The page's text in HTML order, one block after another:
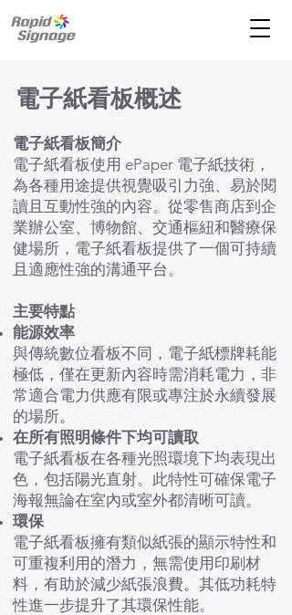
電子紙看板概述
電子紙看板簡介
電子紙看板使用 ePaper 電子紙技術，
為各種用途提供視覺吸引力強、易於閱
讀且互動性強的內容。從零售商店到企
業辦公室、博物館、交通樞紐和醫療保
健場所，電子紙看板提供了一個可持續
且適應性強的溝通平台。
主要特點
能源效率
與傳統數位看板不同，電子紙標牌耗能
極低，僅在更新內容時需消耗電力，非
常適合電力供應有限或專注於永續發展
的場所。
在所有照明條件下均可讀取
電子紙看板在各種光照環境下均表現出
色，包括陽光直射。此特性可確保電子
海報無論在室內或室外都清晰可讀。
環保
電子紙看板擁有類似紙張的顯示特性和
可重複利用的潛力，無需使用印刷材
料，有助於減少紙張浪費。其低功耗特
性進一步提升了其環保性能。